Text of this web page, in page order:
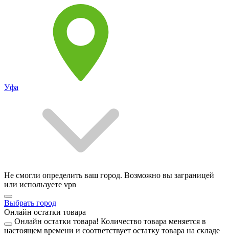
Уфа
Не смогли определить ваш город. Возможно вы заграницей
или используете vpn
Выбрать город
Онлайн остатки товара
Онлайн остатки товара! Количество товара меняется в
настоящем времени и соответствует остатку товара на складе